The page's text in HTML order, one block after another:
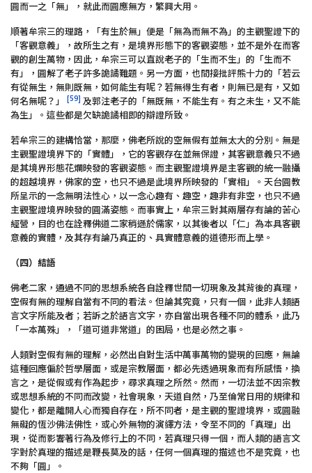
圓而一之「無」，就此而圓應無方，繁興大用。
順著牟宗三的理路，「有生於無」便是「無為而無不為」的主觀聖證下的
「客觀意義」，故所生之有，是境界形態下的客觀姿態，並不是外在而客
觀的創生萬物，因此，牟宗三可以直說老子的「生而不生」的「生而不
有」，圓解了老子許多詭譎難題。另一方面，也間接批評熊十力的「若云
有從無生，無則既無，如何能生有呢？若無得生有者，則無已是有，又如
何名無呢？」
[59] 及郭注老子的「無既無，不能生有。有之未生，又不能
為生」。這些都是欠缺詭譎相即的辯證所致。
若牟宗三的建構恰當，那麼，佛老所說的空無假有並無太大的分別。無是
主觀聖證境界下的「實體」，它的客觀存在並無保證，其客觀意義只不過
是其境界形態花爛映發的客觀姿態。而主觀聖證境界是主客觀的統一融攝
的超越境界，佛家的空，也只不過是此境界所映發的「實相」。天台圓教
所呈示的一念無明法性心，以一念心趣有、趣空，趣非有非空，也只不過
主觀聖證境界映發的圓滿姿態。而事實上，牟宗三對其兩層存有論的苦心
經營，目的也在詮釋佛道二家稍遜於儒家，以其後者以「仁」為本具客觀
意義的實體，及其存有論乃真正的、具實體意義的道德形而上學。
（四）結語
佛老二家，通過不同的思想系統各自詮釋世間一切現象及其背後的真理，
空假有無的理解自當有不同的看法。但論其究竟，只有一個，此非人類語
言文字所能及者；若訴之於語言文字，亦自當出現各種不同的體系，此乃
「一本萬殊」，「道可道非常道」的困局，也是必然之事。
人類對空假有無的理解，必然出自對生活中萬事萬物的變現的回應，無論
這種回應偏於哲學層面，或是宗教層面，都必先透過現象而有所感悟，換
言之，是從假或有作為起步，尋求真理之所然。然而，一切法並不因宗教
或思想系統的不同而改變，社會現象，天道自然，乃至倫常日用的規律和
變化，都是離開人心而獨自存在，所不同者，是主觀的聖證境界，或圓融
無礙的恆沙佛法佛性，或心外無物的演繹方法，令至不同的「真理」出
現，從而影響著行為及修行上的不同，若真理只得一個，而人類的語言文
字對於真理的描述是鞭長莫及的話，任何一個真理的描述也不是究竟，也
不夠「圓」。